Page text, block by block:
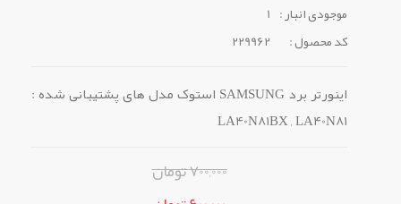
موجودی انبار : 1
کد محصول :
229962
اینورتر برد SAMSUNG استوک مدل های پشتیبانی شده :
LA40N81BX , LA40N81
700,000 تومان